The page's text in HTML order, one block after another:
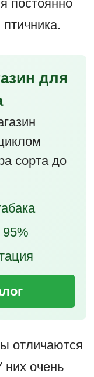
постоянно
для
сорта до
95%
отличаются
очень